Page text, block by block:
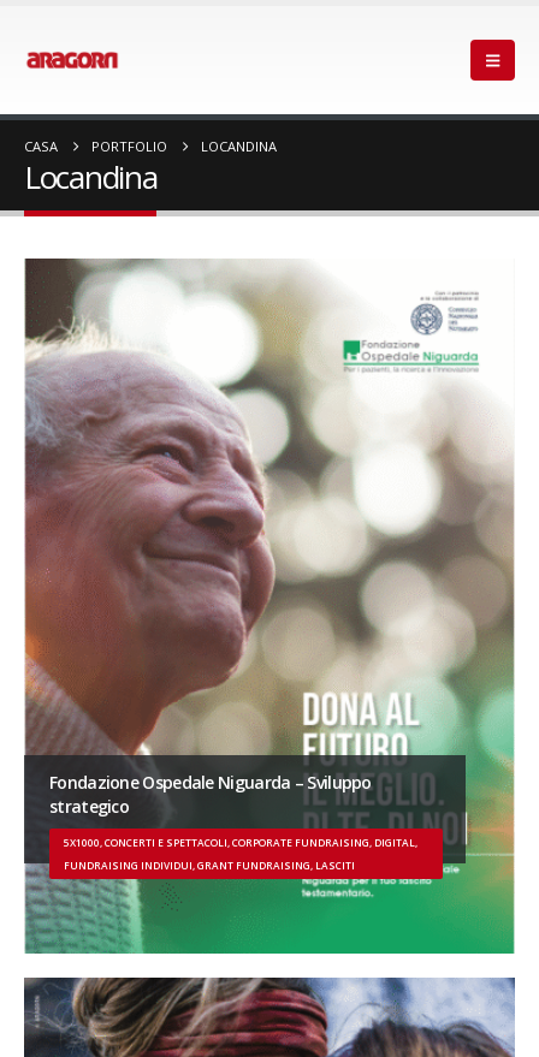
CASA PORTFOLIO LOCANDINA
Locandina
Fondazione Ospedale Niguarda – Sviluppo
strategico
5X1000, CONCERTI E SPETTACOLI, CORPORATE FUNDRAISING, DIGITAL,
FUNDRAISING INDIVIDUI, GRANT FUNDRAISING, LASCITI